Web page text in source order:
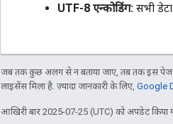
UTF-8 एन्कोडिंग: सभी
जब तक कुछ अलग से न बताया जाए, तब तक इस पेज
लाइसेंस मिला है. ज़्यादा जानकारी के लिए, Google
आखिरी बार 2025-07-25 (UTC) को अपडेट किया